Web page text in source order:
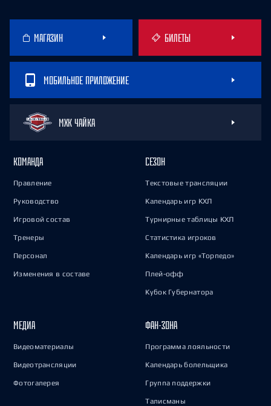
МАГАЗИН БИЛЕТЫ
МОБИЛЬНОЕ ПРИЛОЖЕНИЕ
МХК ЧАЙКА
КОМАНДА
Правление
Руководство
Игровой состав
Тренеры
Персонал
Изменения в составе
СЕЗОН
Текстовые трансляции
Календарь игр КХЛ
Турнирные таблицы КХЛ
Статистика игроков
Календарь игр «Торпедо»
Плей-офф
Кубок Губернатора
МЕДИА
Видеоматериалы
Видеотрансляции
Фотогалерея
ФАН-ЗОНА
Программа лояльности
Календарь болельщика
Группа поддержки
Талисманы